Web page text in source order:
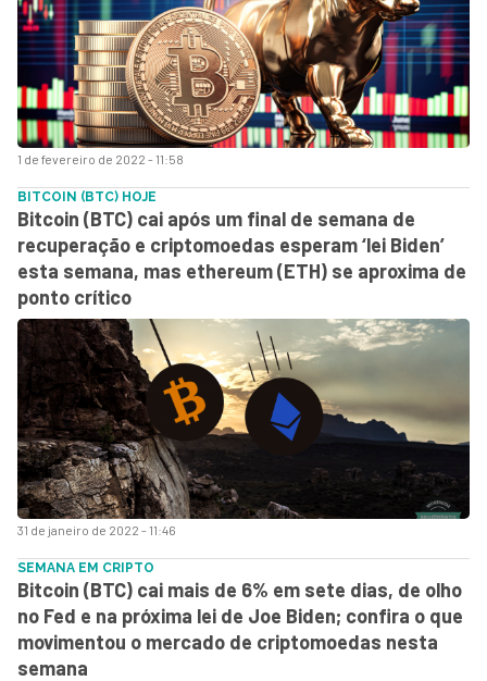
1 de fevereiro de 2022 - 11:58
31 de janeiro de 2022 - 11:46
BITCOIN (BTC) HOJE
Bitcoin (BTC) cai após um final de semana de
recuperação e criptomoedas esperam ‘lei Biden’
esta semana, mas ethereum (ETH) se aproxima de
ponto crítico
SEMANA EM CRIPTO
Bitcoin (BTC) cai mais de 6% em sete dias, de olho
no Fed e na próxima lei de Joe Biden; confira o que
movimentou o mercado de criptomoedas nesta
semana